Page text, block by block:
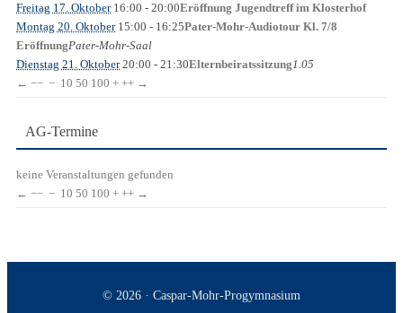
Freitag 17. Oktober16:00 - 20:00Eröffnung Jugendtreff im Klosterhof
Montag 20. Oktober15:00 - 16:25Pater-Mohr-Audiotour Kl. 7/8
EröffnungPater-Mohr-Saal
Dienstag 21. Oktober20:00 - 21:30Elternbeiratssitzung1.05
← −− − 10 50 100 + ++ →
AG-Termine
keine Veranstaltungen gefunden
← −− − 10 50 100 + ++ →
© 2026 · Caspar-Mohr-Progymnasium